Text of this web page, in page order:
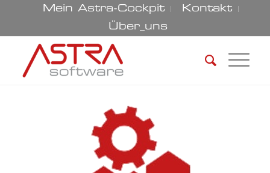
Mein Astra-Cockpit
Kontakt
Über_uns